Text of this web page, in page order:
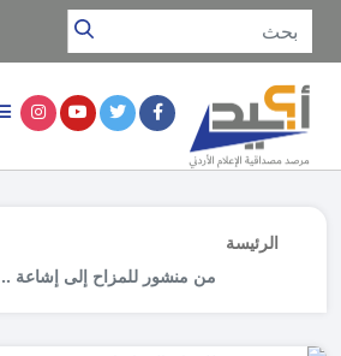
الرئيسة
من منشور للمزاح إلى إشاعة